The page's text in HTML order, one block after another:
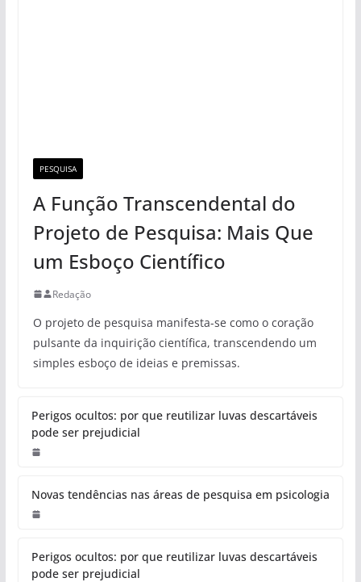
PESQUISA
A Função Transcendental do
Projeto de Pesquisa: Mais Que
um Esboço Científico
Redação
O projeto de pesquisa manifesta-se como o coração
pulsante da inquirição científica, transcendendo um
simples esboço de ideias e premissas.
Perigos ocultos: por que reutilizar luvas descartáveis
pode ser prejudicial
Novas tendências nas áreas de pesquisa em psicologia
Perigos ocultos: por que reutilizar luvas descartáveis
pode ser prejudicial